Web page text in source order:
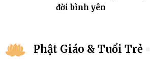
đời bình yên
Phật Giáo & Tuổi Trẻ